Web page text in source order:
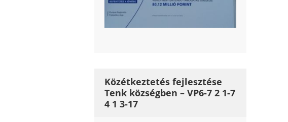
Közétkeztetés fejlesztése
Tenk községben – VP6-7 2 1-7
4 1 3-17